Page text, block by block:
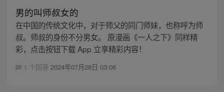
男的叫师叔女的
在中国的传统文化中，对于师父的同门师妹，也称呼为师
叔。师叔的身份不分男女。 原漫画《一人之下》同样精
彩，点击按钮下载 App 立享精彩内容！
1 个回答 2024年07月28日 03:06